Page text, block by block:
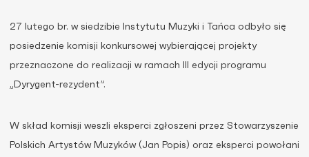
27 lutego br. w siedzibie Instytutu Muzyki i Tańca odbyło się
posiedzenie komisji konkursowej wybierającej projekty
przeznaczone do realizacji w ramach III edycji programu
„Dyrygent-rezydent”.
W skład komisji weszli eksperci zgłoszeni przez Stowarzyszenie
Polskich Artystów Muzyków (Jan Popis) oraz eksperci powołani